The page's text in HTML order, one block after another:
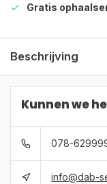
Gratis
Beschrijving
Kunnen we
078-
info@dab-